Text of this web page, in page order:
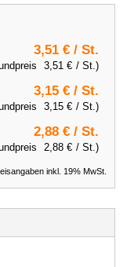
3,51 € / St.
3,51 € / St.)
3,15 € / St.
3,15 € / St.)
2,88 € / St.
2,88 € / St.)
inkl. 19% MwSt.